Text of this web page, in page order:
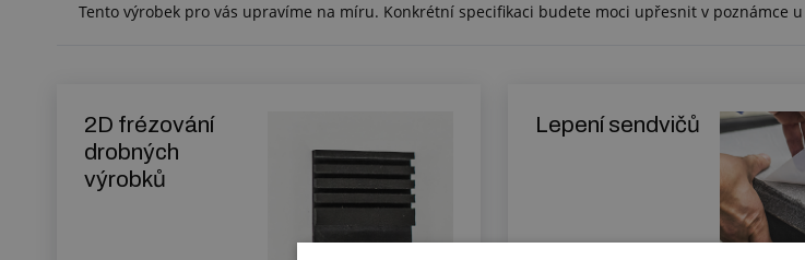
Tento výrobek pro vás upravíme na míru. Konkrétní specifikaci budete moci upřesnit v poznámce u
2D frézování
drobných
výrobků
Lepení sendvičů